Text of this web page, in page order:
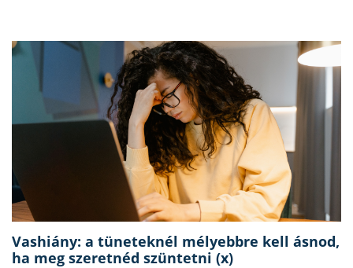
Vashiány: a tüneteknél mélyebbre kell ásnod,
ha meg szeretnéd szüntetni (x)